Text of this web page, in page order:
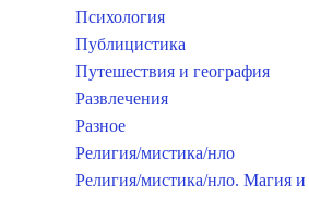
Психология
Публицистика
Путешествия и география
Развлечения
Разное
Религия/мистика/нло
Религия/мистика/нло. Магия и